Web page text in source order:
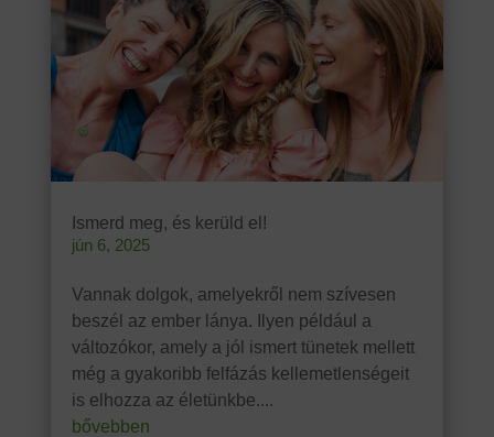
Ismerd meg, és kerüld el!
jún 6, 2025
Vannak dolgok, amelyekről nem szívesen
beszél az ember lánya. Ilyen például a
változókor, amely a jól ismert tünetek mellett
még a gyakoribb felfázás kellemetlenségeit
is elhozza az életünkbe....
bővebben